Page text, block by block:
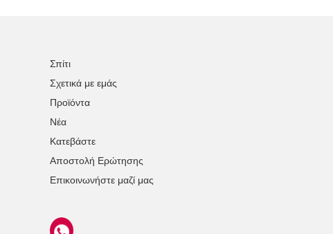
Σπίτι
Σχετικά με εμάς
Προϊόντα
Νέα
Κατεβάστε
Αποστολή Ερώτησης
Επικοινωνήστε μαζί μας